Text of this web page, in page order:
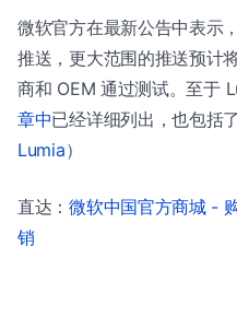
微软官方在最新公告中表示
推送，更大范围的推送预计
商和 OEM 通过测试。至于
章中已经详细列出，也包括了
Lumia）
直达：微软中国官方商城 -
销